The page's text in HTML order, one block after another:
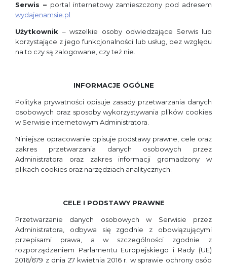
Serwis – portal internetowy zamieszczony pod adresem
wydajenamsie.pl
Użytkownik– wszelkie osoby odwiedzające Serwis lub
korzystające z jego funkcjonalności lub usług, bez względu
na to czy są zalogowane, czy też nie.
INFORMACJE OGÓLNE
Polityka prywatności opisuje zasady przetwarzania danych
osobowych oraz sposoby wykorzystywania plików cookies
w Serwisie internetowym Administratora.
Niniejsze opracowanie opisuje podstawy prawne, cele oraz
zakres przetwarzania danych osobowych przez
Administratora oraz zakres informacji gromadzony w
plikach cookies oraz narzędziach analitycznych.
CELE I PODSTAWY PRAWNE
Przetwarzanie danych osobowych w Serwisie przez
Administratora, odbywa się zgodnie z obowiązującymi
przepisami prawa, a w szczególności zgodnie z
rozporządzeniem Parlamentu Europejskiego i Rady (UE)
2016/679 z dnia 27 kwietnia 2016 r. w sprawie ochrony osób